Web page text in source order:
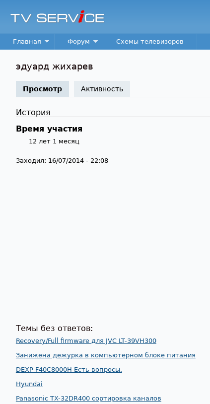
TV
Service
Main menu
Главная Форум Схемы телевизоров
эдуард жихарев
Просмотр(активная вкладка)
Активность
История
Время участия
12 лет 1 месяц
Заходил: 16/07/2014 - 22:08
Темы без ответов:
Recovery/Full firmware для JVC LT-39VH300
Занижена дежурка в компьютерном блоке питания
DEXP F40C8000H Есть вопросы.
Hyundai
Panasonic TX-32DR400 сортировка каналов